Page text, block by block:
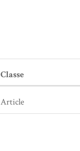
Classe
Article